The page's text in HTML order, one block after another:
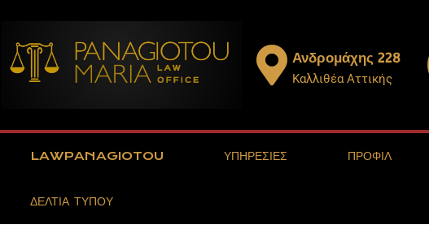
Ανδρομάχης 228
Καλλιθέα Αττικής
LAWPANAGIOTOU ΥΠΗΡΕΣΙΕΣ ΠΡΟΦΙΛ
ΔΕΛΤΙΑ ΤΥΠΟΥ